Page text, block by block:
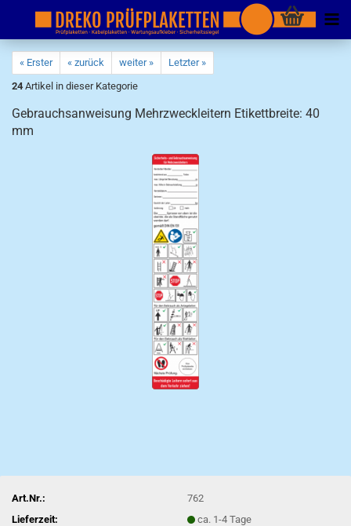
« Erster « zurück weiter »
Letzter »
24 Artikel in dieser Kategorie
Gebrauchsanweisung Mehrzweckleitern Etikettbreite: 40
mm
Art.Nr.:
762
Lieferzeit:
ca. 1-4 Tage